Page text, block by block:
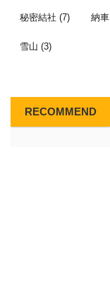
秘密結社 (7) 納車
雪山 (3)
RECOMMEND